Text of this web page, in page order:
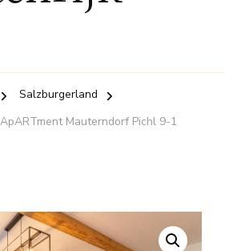
Salzburgerland
Mauterndorf Pichl 9-1